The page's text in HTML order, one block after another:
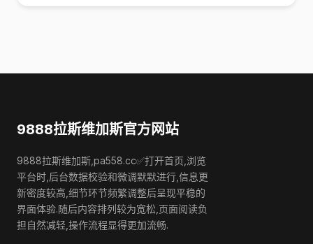
9888拉斯维加斯官方网站
9888拉斯维加斯,pa558.cc✅打开首页,浏览
平台时,后台数据校验和微调默默进行,信息更
新密度较高,细节环节频繁调整后呈现平稳的
界面体验.随后内容排列较为宽松,页面阅读负
担自然减轻,操作流程显得更加流畅.